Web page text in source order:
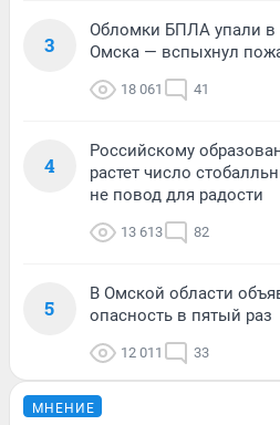
3
Обломки БПЛА упали в
Омска — вспыхнул
18 061 41
4
Российскому
растет число
не повод для радости
13 613 82
5
В Омской области
опасность в пятый раз
12 011 33
МНЕНИЕ